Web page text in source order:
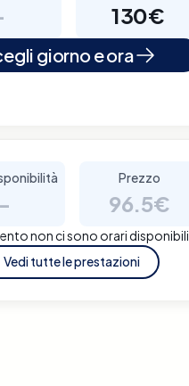
130€
giorno e ora
-
Prezzo
96.5€
non ci sono orari disponibili
Vedi tutte le prestazioni